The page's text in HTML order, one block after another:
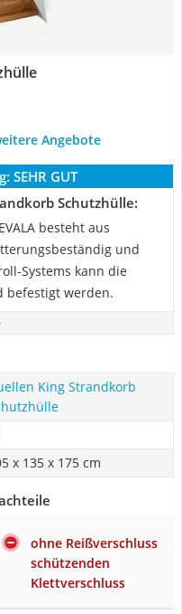
Angebote
SEHR GUT
Schutzhülle:
besteht aus
und
Systems kann die
befestigt werden.
King Strandkorb
x 135 x 175 cm
ohne Reißverschluss
schützenden
Klettverschluss